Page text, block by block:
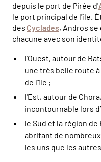
depuis le port de Pirée d'
le port principal de l'île.
des Cyclades, Andros
chacune avec son
l'Ouest, autour de
une très belle route
de l’île ;
l'Est, autour de
incontournable lors
le Sud et la région
abritant de
les uns que les